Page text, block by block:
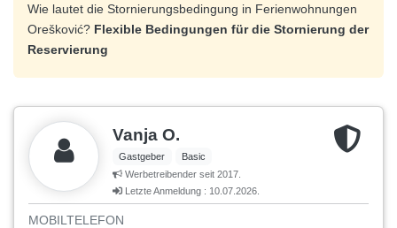
Wie lautet die Stornierungsbedingung in Ferienwohnungen
Orešković? Flexible Bedingungen für die Stornierung der
Reservierung
Vanja O.
Gastgeber
Basic
Werbetreibender seit 2017.
Letzte Anmeldung : 10.07.2026.
MOBILTELEFON